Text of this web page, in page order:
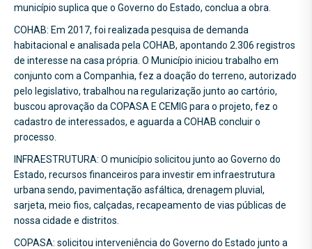
município suplica que o Governo do Estado, conclua a obra.
COHAB: Em 2017, foi realizada pesquisa de demanda
habitacional e analisada pela COHAB, apontando 2.306 registros
de interesse na casa própria. O Município iniciou trabalho em
conjunto com a Companhia, fez a doação do terreno, autorizado
pelo legislativo, trabalhou na regularização junto ao cartório,
buscou aprovação da COPASA E CEMIG para o projeto, fez o
cadastro de interessados, e aguarda a COHAB concluir o
processo.
INFRAESTRUTURA: O município solicitou junto ao Governo do
Estado, recursos financeiros para investir em infraestrutura
urbana sendo, pavimentação asfáltica, drenagem pluvial,
sarjeta, meio fios, calçadas, recapeamento de vias públicas de
nossa cidade e distritos.
COPASA: solicitou interveniência do Governo do Estado junto a